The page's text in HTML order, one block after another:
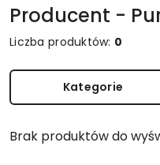
Producent -
Liczba produktów: 0
Kategorie
Brak produktów do